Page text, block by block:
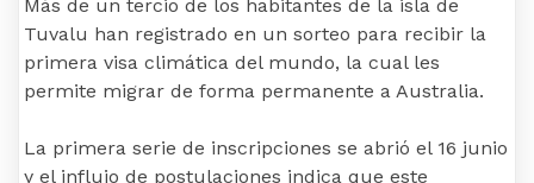
Más de un tercio de los habitantes de la isla de
Tuvalu han registrado en un sorteo para recibir la
primera visa climática del mundo, la cual les
permite migrar de forma permanente a Australia.
La primera serie de inscripciones se abrió el 16 junio
y el influjo de postulaciones indica que este